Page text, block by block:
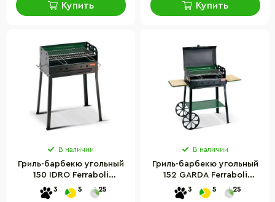
Купить Купить
В наличии
Гриль-барбекю угольный
150 IDRO Ferraboli
8003277001505
металический
3 5 25
В наличии
Гриль-барбекю угольный
152 GARDA Ferraboli
8003277001529 с двумя
боковыми полками
3 5 25